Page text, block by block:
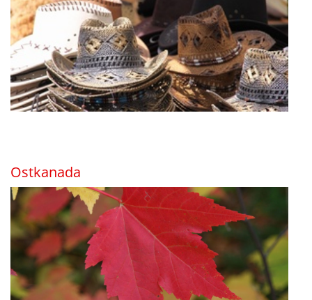
Ostkanada